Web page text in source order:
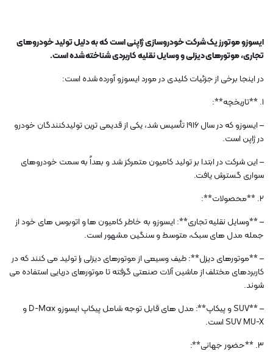
ایسوزو موتورز یک شرکت خودروسازی ژاپنی است که به دلیل تولید خودروهای
تجاری، موتورهای دیزلی و وسایل نقلیه کاربردی شناخته شده است.
در اینجا برخی از جزئیات کلیدی در مورد ایسوزو آورده شده است:
1. **تاریخچه**:
– ایسوزو که در سال 1916 تأسیس شد، یکی از قدیمی ترین تولیدکنندگان خودرو
در ژاپن است.
– این شرکت در ابتدا بر تولید کامیون متمرکز شد و بعداً به سمت خودروهای
سواری گسترش یافت.
2. **محصولات**:
– **وسایل نقلیه تجاری**: ایسوزو به خاطر کامیون ها و اتوبوس های خود از
جمله مدل های سبک، متوسط ​​و سنگین مشهور است.
– **موتورهای دیزل**: طیف وسیعی از موتورهای دیزلی را تولید می کنند که در
کاربردهای مختلف از ماشین آلات صنعتی گرفته تا موتورهای دریایی استفاده می
شوند.
– **SUV و پیکاپ**: مدل های قابل توجه شامل پیکاپ ایسوزو D-Max و
SUV MU-X است.
3. **حضور جهانی**: